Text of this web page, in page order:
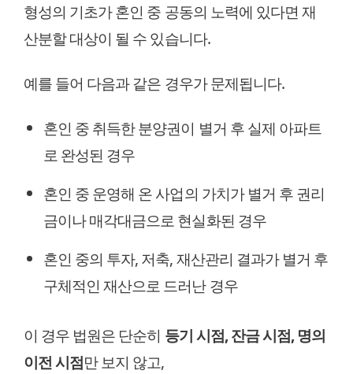
형성의 기초가 혼인 중 공동의 노력에 있다면 재
산분할 대상이 될 수 있습니다.
예를 들어 다음과 같은 경우가 문제됩니다.
혼인 중 취득한 분양권이 별거 후 실제 아파트
로 완성된 경우
혼인 중 운영해 온 사업의 가치가 별거 후 권리
금이나 매각대금으로 현실화된 경우
혼인 중의 투자, 저축, 재산관리 결과가 별거 후
구체적인 재산으로 드러난 경우
이 경우 법원은 단순히 등기 시점, 잔금 시점, 명의
이전 시점만 보지 않고,